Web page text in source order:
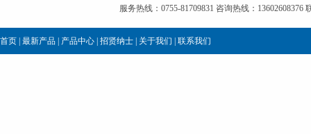
服务热线：0755-81709831 咨询热线：13602608376
首页 最新产品 产品中心 招贤纳士 关于我们 联系我们